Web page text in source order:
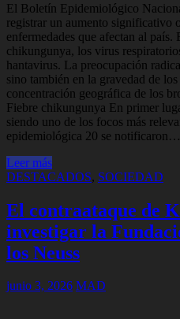
El Boletín Epidemiológico
registrar un aumento significativo
enfermedades que afectan al país.
chikungunya, los virus
hantavirus. La preocupación
sino también en la gravedad de
concentración geográfica de los
Fiebre chikungunya En primer
siendo uno de los focos más
epidemiológica 20 se notificaron…
Leer más
DESTACADOS, SOCIEDAD
El contraataque de
investigar la
los Neuss
junio 3, 2026 MAD